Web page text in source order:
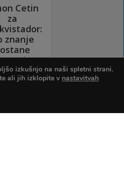
izkušnjo na naši spletni strani.
ali jih izklopite v nastavitvah